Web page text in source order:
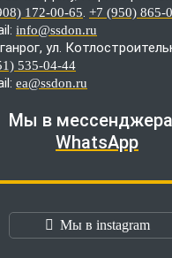
172-00-65. +7 (950) 865-
info@ssdon.ru
ул.
535-04-44
ea@ssdon.ru
Мы в
WhatsApp
Мы в instagram